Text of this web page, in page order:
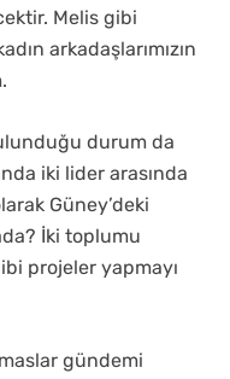
Melis gibi
arkadaşlarımızın
durum da
iki lider arasında
Güney’deki
İki toplumu
projeler yapmayı
gündemi